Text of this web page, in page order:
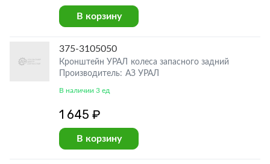
В корзину
375-3105050
Кронштейн УРАЛ колеса запасного задний
Производитель: АЗ УРАЛ
В наличии 3 ед
1 645 ₽
В корзину